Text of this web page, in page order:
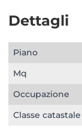
Dettagli
Piano
Mq
Occupazione
Classe catastale